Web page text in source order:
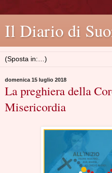
Il Diario di
domenica 15 luglio 2018
La preghiera della
Misericordia